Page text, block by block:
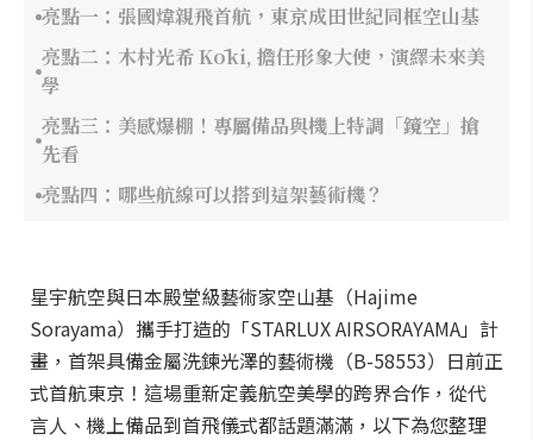
亮點一：張國煒親飛首航，東京成田世紀同框空山基
亮點二：木村光希 Kōki, 擔任形象大使，演繹未來美
學
亮點三：美感爆棚！專屬備品與機上特調「鏡空」搶
先看
亮點四：哪些航線可以搭到這架藝術機？
星宇航空與日本殿堂級藝術家空山基（Hajime
Sorayama）攜手打造的「STARLUX AIRSORAYAMA」計
畫，首架具備金屬洗鍊光澤的藝術機（B-58553）日前正
式首航東京！這場重新定義航空美學的跨界合作，從代
言人、機上備品到首飛儀式都話題滿滿，以下為您整理